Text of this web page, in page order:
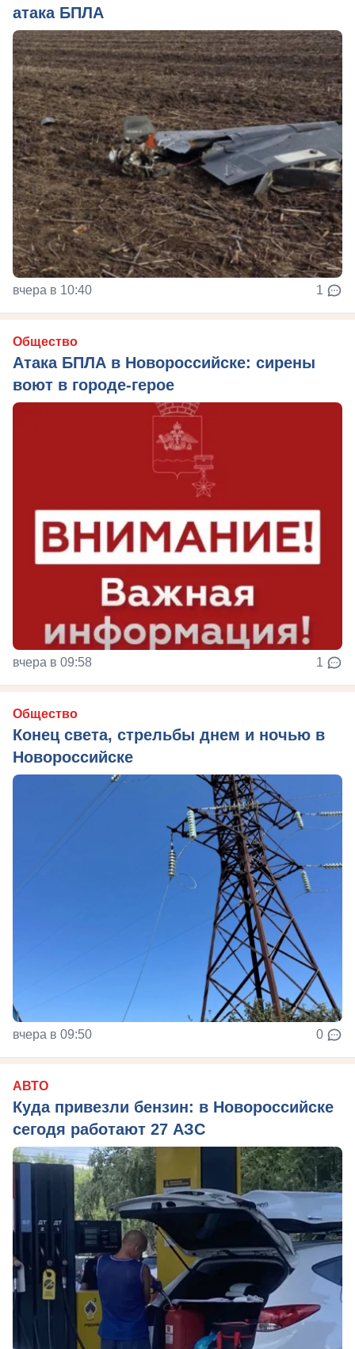
атака БПЛА
вчера в 10:40 1
Общество
Атака БПЛА в Новороссийске: сирены
воют в городе-герое
вчера в 09:58 1
Общество
Конец света, стрельбы днем и ночью в
Новороссийске
вчера в 09:50 0
АВТО
Куда привезли бензин: в Новороссийске
сегодя работают 27 АЗС